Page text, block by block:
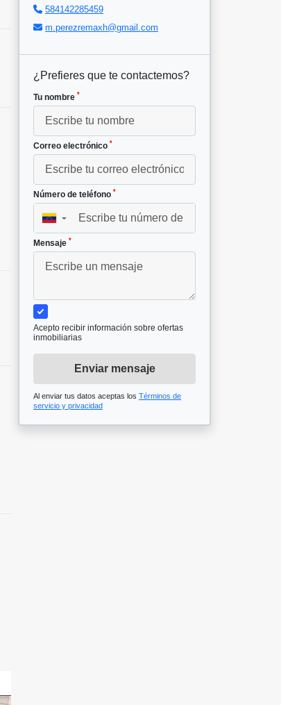
584142285459
m.perezremaxh@gmail.com
¿Prefieres que te contactemos?
Tu nombre *
Correo electrónico *
Número de teléfono *
▼
Mensaje *
Acepto recibir información sobre ofertas
inmobiliarias
Enviar mensaje
Al enviar tus datos aceptas los Términos de
servicio y privacidad